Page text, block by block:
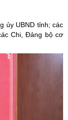
ủy UBND tỉnh; các
Chi, Đảng bộ cơ